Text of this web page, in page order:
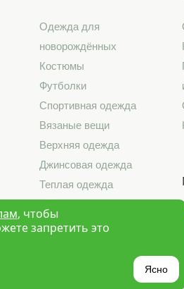
Одежда для
новорождённых
Костюмы
Футболки
Спортивная одежда
Вязаные вещи
Верхняя одежда
Джинсовая одежда
Теплая одежда
Карта сайта
, чтобы
запретить это
Ясно